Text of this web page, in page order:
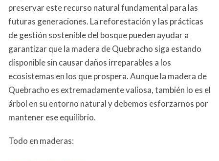
preservar este recurso natural fundamental para las
futuras generaciones. La reforestación y las prácticas
de gestión sostenible del bosque pueden ayudar a
garantizar que la madera de Quebracho siga estando
disponible sin causar daños irreparables a los
ecosistemas en los que prospera. Aunque la madera de
Quebracho es extremadamente valiosa, también lo es el
árbol en su entorno natural y debemos esforzarnos por
mantener ese equilibrio.
Todo en maderas: